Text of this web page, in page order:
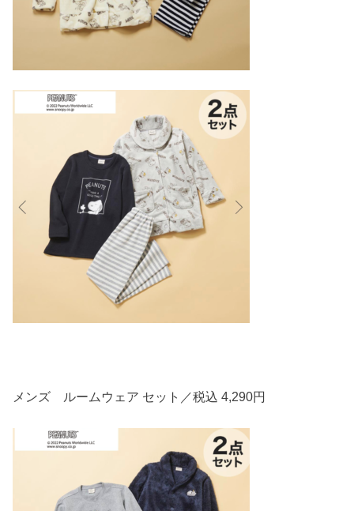
メンズ ルームウェア セット／税込 4,290円